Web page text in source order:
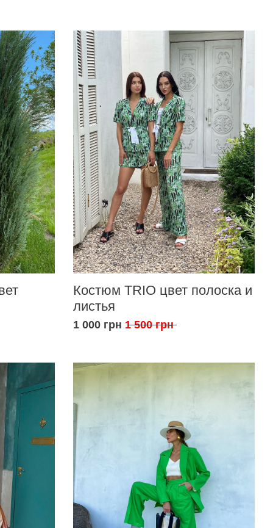
Костюм TRIO цвет полоска и
листья
1 000 грн 1 500 грн